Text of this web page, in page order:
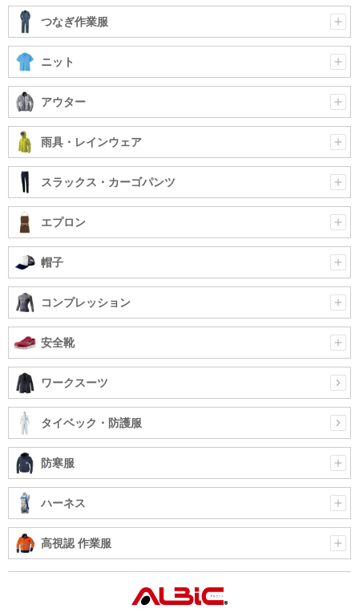
つなぎ作業服
ニット
アウター
雨具・レインウェア
スラックス・カーゴパンツ
エプロン
帽子
コンプレッション
安全靴
ワークスーツ
タイベック・防護服
防寒服
ハーネス
高視認 作業服